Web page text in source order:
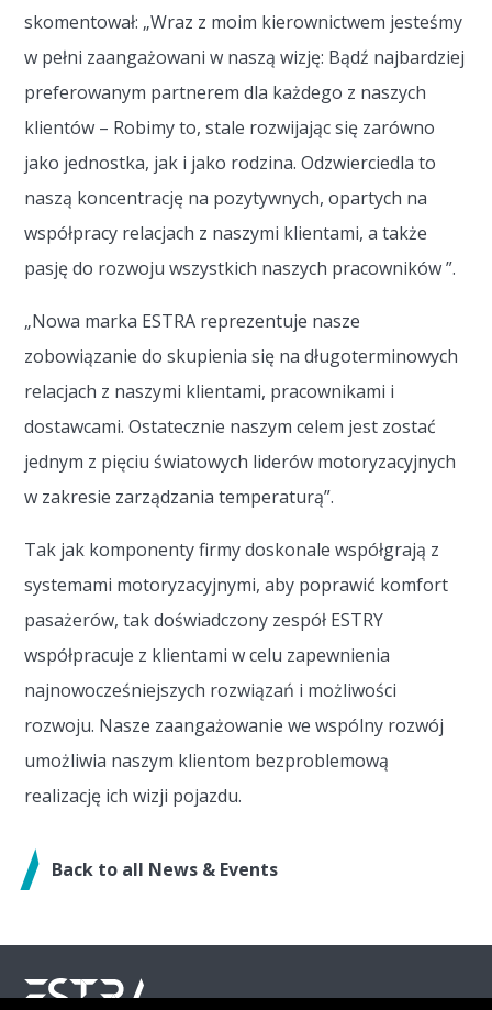
skomentował: „Wraz z moim kierownictwem jesteśmy
w pełni zaangażowani w naszą wizję: Bądź najbardziej
preferowanym partnerem dla każdego z naszych
klientów – Robimy to, stale rozwijając się zarówno
jako jednostka, jak i jako rodzina. Odzwierciedla to
naszą koncentrację na pozytywnych, opartych na
współpracy relacjach z naszymi klientami, a także
pasję do rozwoju wszystkich naszych pracowników ”.
„Nowa marka ESTRA reprezentuje nasze
zobowiązanie do skupienia się na długoterminowych
relacjach z naszymi klientami, pracownikami i
dostawcami. Ostatecznie naszym celem jest zostać
jednym z pięciu światowych liderów motoryzacyjnych
w zakresie zarządzania temperaturą”.
Tak jak komponenty firmy doskonale współgrają z
systemami motoryzacyjnymi, aby poprawić komfort
pasażerów, tak doświadczony zespół ESTRY
współpracuje z klientami w celu zapewnienia
najnowocześniejszych rozwiązań i możliwości
rozwoju. Nasze zaangażowanie we wspólny rozwój
umożliwia naszym klientom bezproblemową
realizację ich wizji pojazdu.
Back to all News & Events